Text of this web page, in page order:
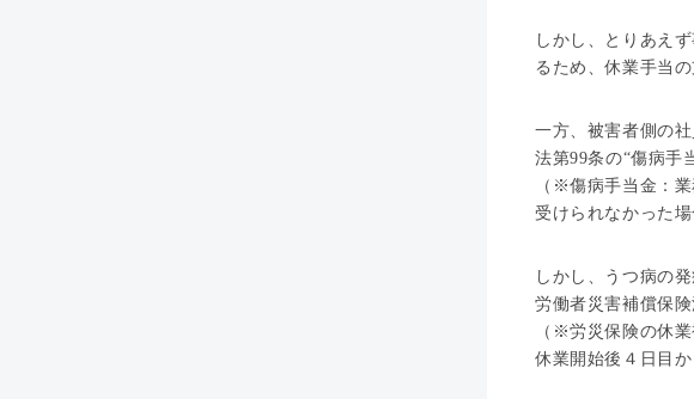
しかし、とりあえ
るため、休業手当
一方、被害者側の
法第99条の“傷病手
（※傷病手当金：
受けられなかった
しかし、うつ病の
労働者災害補償保
（※労災保険の休
休業開始後４日目か